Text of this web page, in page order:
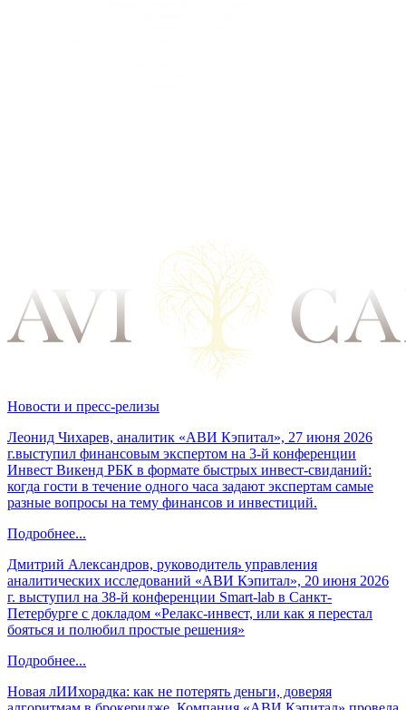
Новости и пресс-релизы
Леонид Чихарев, аналитик «АВИ Кэпитал», 27 июня 2026
г.выступил финансовым экспертом на 3-й конференции
Инвест Викенд РБК в формате быстрых инвест-свиданий:
когда гости в течение одного часа задают экспертам самые
разные вопросы на тему финансов и инвестиций.
Подробнее...
Дмитрий Александров, руководитель управления
аналитических исследований «АВИ Кэпитал», 20 июня 2026
г. выступил на 38-й конференции Smart-lab в Санкт-
Петербурге с докладом «Релакс-инвест, или как я перестал
бояться и полюбил простые решения»
Подробнее...
Новая лИИхорадка: как не потерять деньги, доверяя